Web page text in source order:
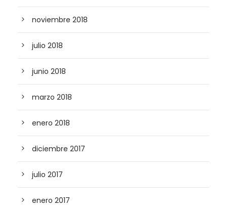
noviembre 2018
julio 2018
junio 2018
marzo 2018
enero 2018
diciembre 2017
julio 2017
enero 2017